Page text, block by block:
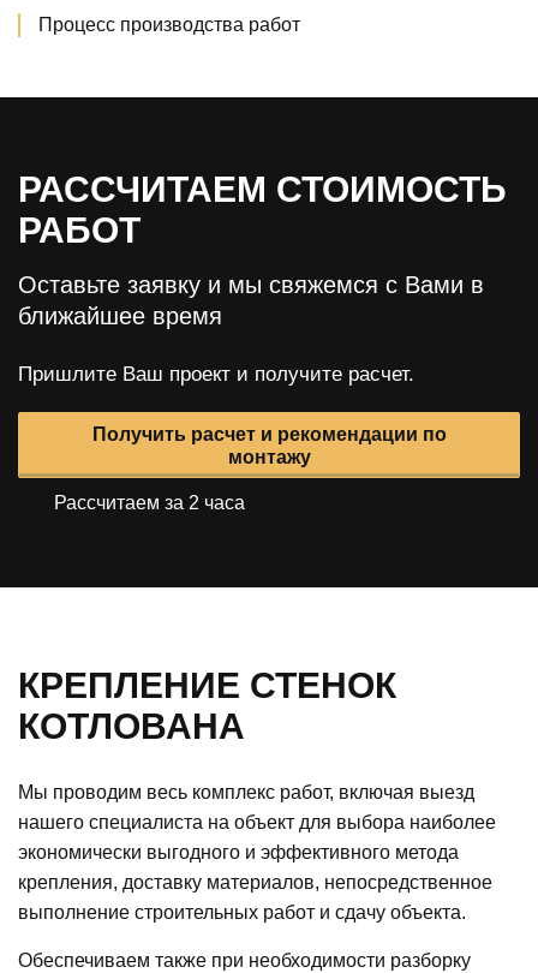
Процесс производства работ
РАССЧИТАЕМ СТОИМОСТЬ
РАБОТ
Оставьте заявку и мы свяжемся с Вами в
ближайшее время
Пришлите Ваш проект и получите расчет.
Получить расчет и рекомендации по
монтажу
Рассчитаем за 2 часа
КРЕПЛЕНИЕ СТЕНОК
КОТЛОВАНА
Мы проводим весь комплекс работ, включая выезд
нашего специалиста на объект для выбора наиболее
экономически выгодного и эффективного метода
крепления, доставку материалов, непосредственное
выполнение строительных работ и сдачу объекта.
Обеспечиваем также при необходимости разборку